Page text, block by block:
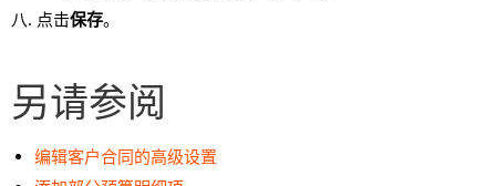
点击保存。
另请参阅
编辑客户合同的高级设置